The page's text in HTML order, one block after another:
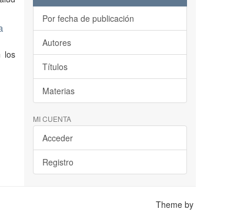
los
Por fecha de publicación
Autores
Títulos
Materias
MI CUENTA
Acceder
Registro
Theme by